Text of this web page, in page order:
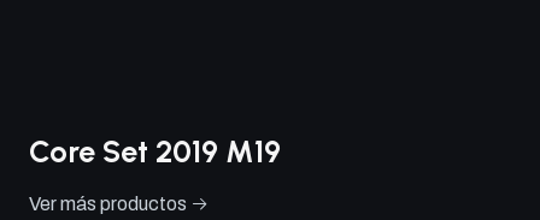
Core Set 2019 M19
Ver más productos